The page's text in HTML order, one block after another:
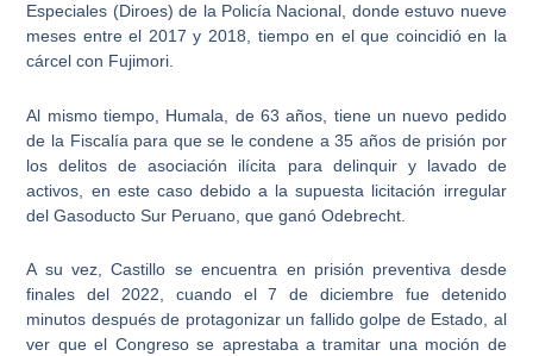
Especiales (Diroes) de la Policía Nacional, donde estuvo nueve
meses entre el 2017 y 2018, tiempo en el que coincidió en la
cárcel con Fujimori.
Al mismo tiempo, Humala, de 63 años, tiene un nuevo pedido
de la Fiscalía para que se le condene a35 años de prisión por
los delitos de asociación ilícita para delinquir y lavado de
activos , en este caso debido a la supuesta licitación irregular
del Gasoducto Sur Peruano, que ganó Odebrecht.
A su vez,Castillo se encuentra en prisión preventiva desde
finales del 2022, cuando el 7 de diciembre fue detenido
minutos después de protagonizar un fallido golpe de Estado, al
ver que el Congreso se aprestaba a tramitar una moción de